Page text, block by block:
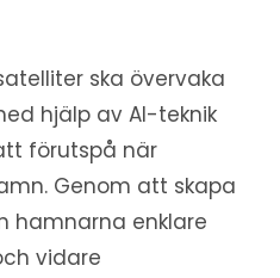
ska övervaka
hjälp av AI-teknik
förutspå när
Genom att skapa
hamnarna enklare
vidare